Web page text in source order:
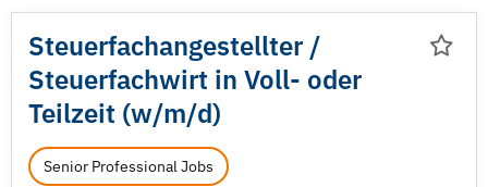
Steuerfachangestellter /
Steuerfachwirt in Voll- oder
Teilzeit (w/m/d)
Senior Professional Jobs